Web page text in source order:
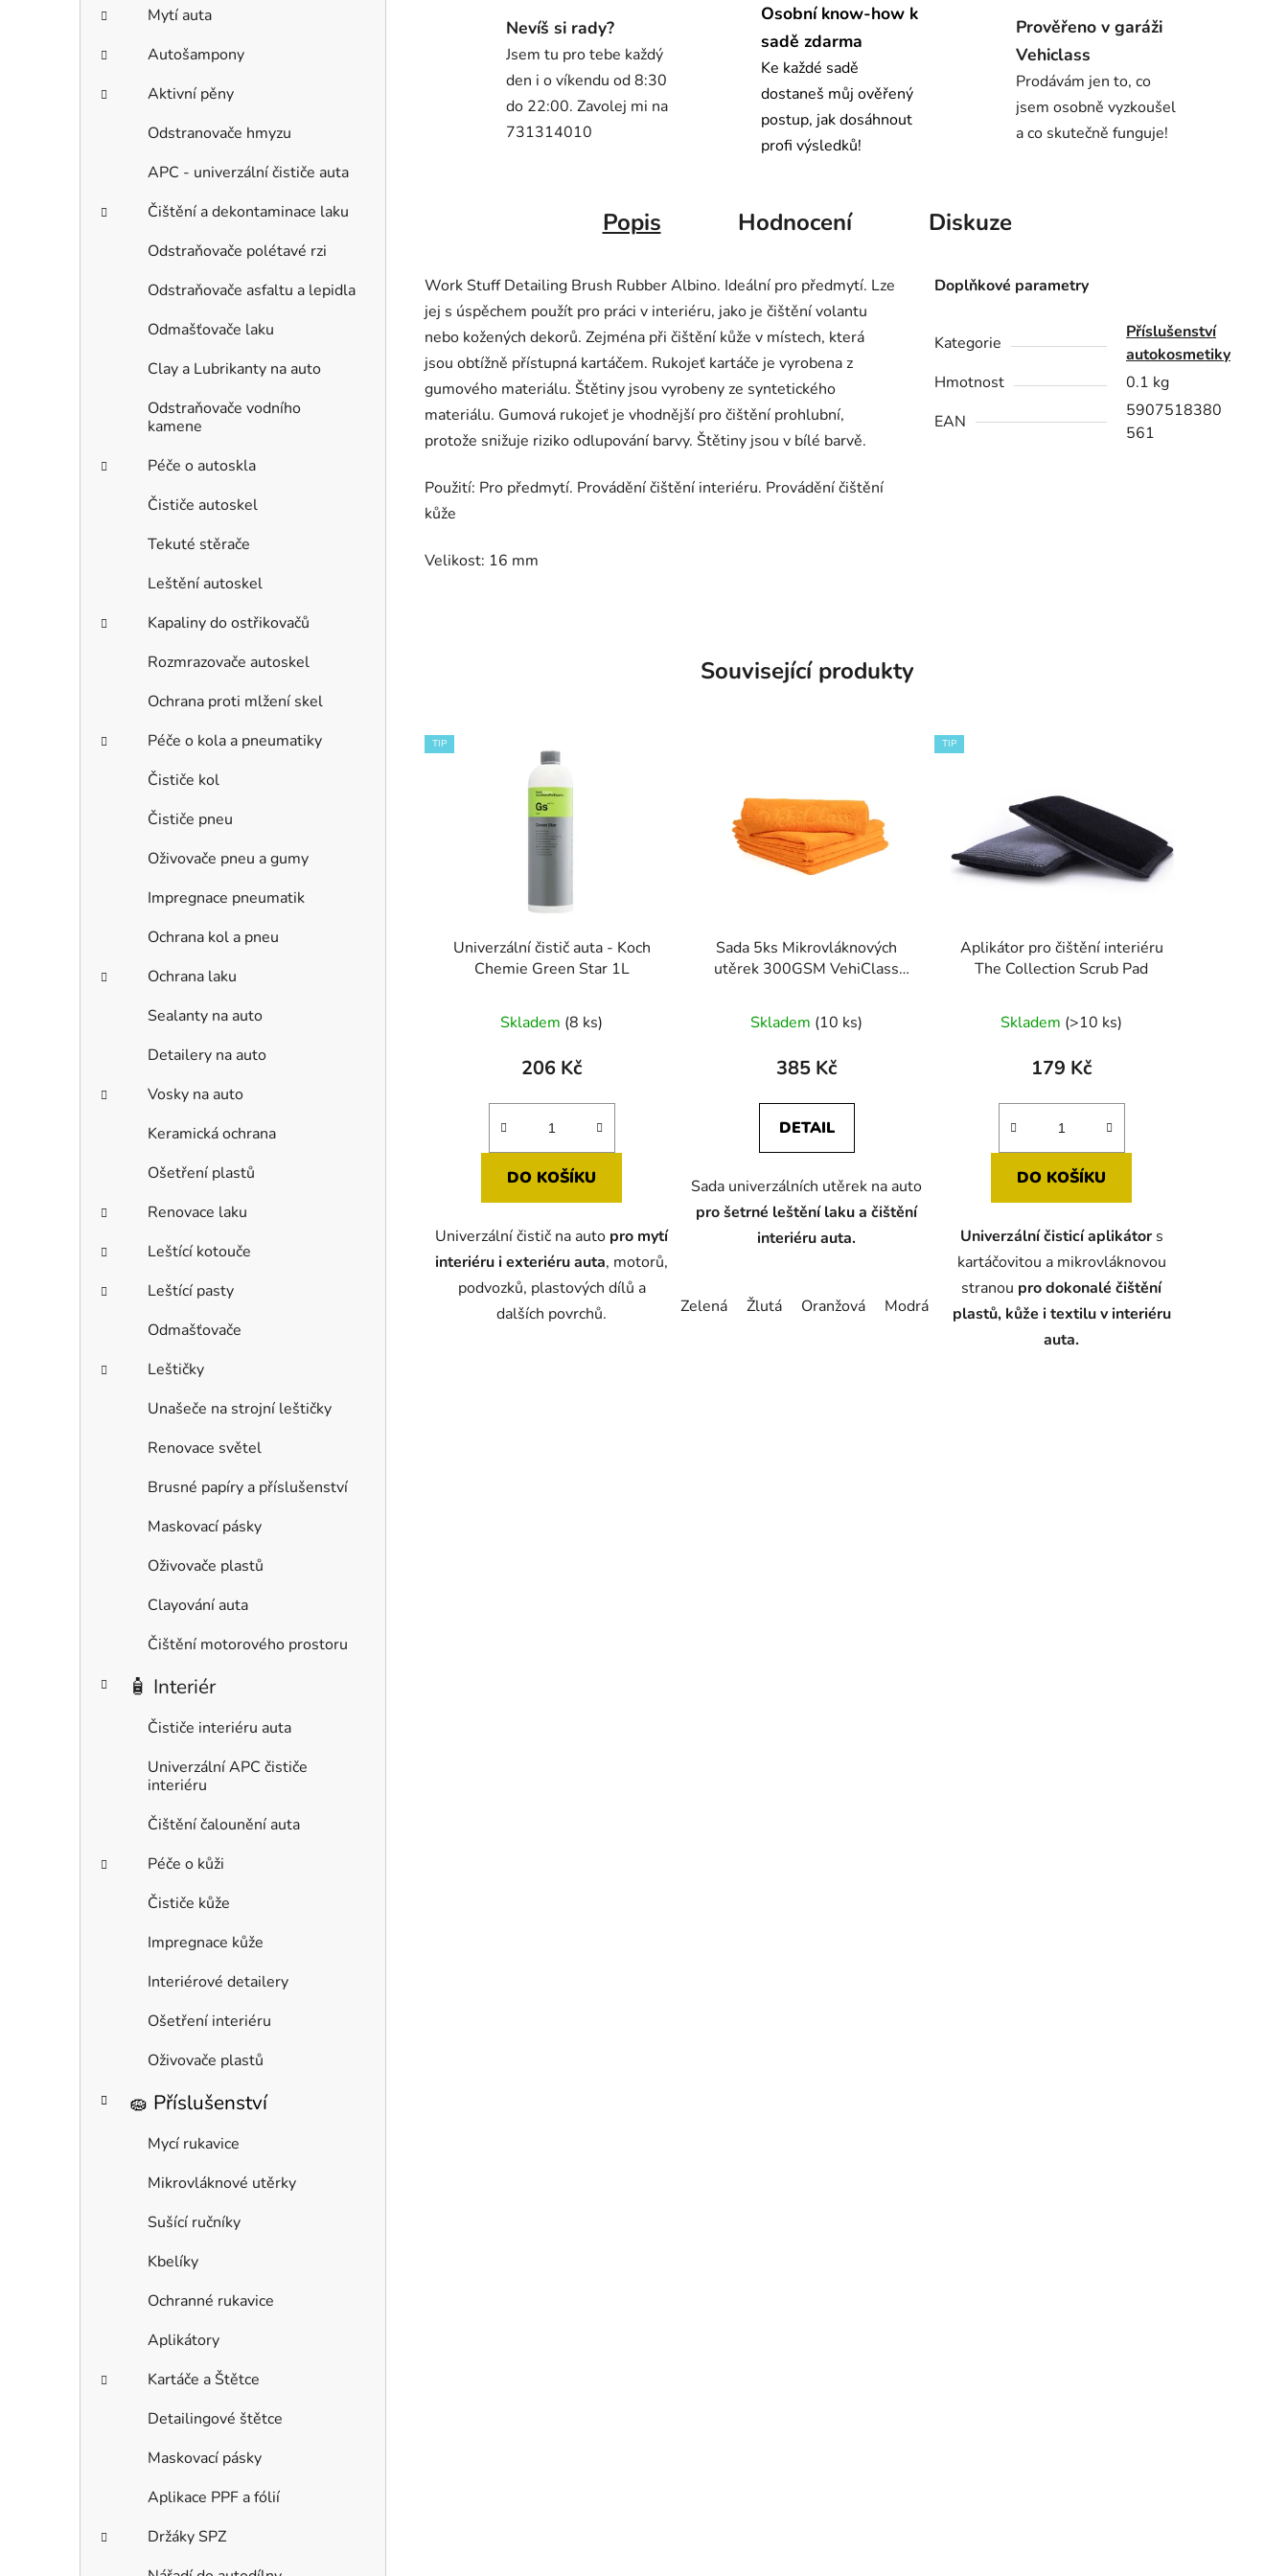
Mytí auta
Autošampony
Aktivní pěny
Odstranovače hmyzu
APC - univerzální čističe auta
Čištění a dekontaminace laku
Odstraňovače polétavé rzi
Odstraňovače asfaltu a lepidla
Odmašťovače laku
Clay a Lubrikanty na auto
Odstraňovače vodního
kamene
Péče o autoskla
Čističe autoskel
Tekuté stěrače
Leštění autoskel
Kapaliny do ostřikovačů
Rozmrazovače autoskel
Ochrana proti mlžení skel
Péče o kola a pneumatiky
Čističe kol
Čističe pneu
Oživovače pneu a gumy
Impregnace pneumatik
Ochrana kol a pneu
Ochrana laku
Sealanty na auto
Detailery na auto
Vosky na auto
Keramická ochrana
Ošetření plastů
Renovace laku
Leštící kotouče
Leštící pasty
Odmašťovače
Leštičky
Unašeče na strojní leštičky
Renovace světel
Brusné papíry a příslušenství
Maskovací pásky
Oživovače plastů
Clayování auta
Čištění motorového prostoru
🧴 Interiér
Čističe interiéru auta
Univerzální APC čističe
interiéru
Čištění čalounění auta
Péče o kůži
Čističe kůže
Impregnace kůže
Interiérové detailery
Ošetření interiéru
Oživovače plastů
🧽 Příslušenství
Mycí rukavice
Mikrovláknové utěrky
Sušící ručníky
Kbelíky
Ochranné rukavice
Aplikátory
Kartáče a Štětce
Detailingové štětce
Maskovací pásky
Aplikace PPF a fólií
Držáky SPZ
Nevíš si rady?
Jsem tu pro tebe každý
den i o víkendu od 8:30
do 22:00. Zavolej mi na
731314010
Osobní know-how k
sadě zdarma
Ke každé sadě
dostaneš můj ověřený
postup, jak dosáhnout
profi výsledků!
Prověřeno v garáži
Vehiclass
Prodávám jen to, co
jsem osobně vyzkoušel
a co skutečně funguje!
Popis Hodnocení Diskuze
Work Stuff Detailing Brush Rubber Albino. Ideální pro předmytí. Lze
jej s úspěchem použít pro práci v interiéru, jako je čištění volantu
nebo kožených dekorů. Zejména při čištění kůže v místech, která
jsou obtížně přístupná kartáčem. Rukojeť kartáče je vyrobena z
gumového materiálu. Štětiny jsou vyrobeny ze syntetického
materiálu. Gumová rukojeť je vhodnější pro čištění prohlubní,
protože snižuje riziko odlupování barvy. Štětiny jsou v bílé barvě.
Použití: Pro předmytí. Provádění čištění interiéru. Provádění čištění
kůže
Velikost: 16 mm
Doplňkové parametry
Kategorie
Příslušenství
autokosmetiky
Hmotnost
0.1 kg
EAN
5907518380
561
Související produkty
TIP
Univerzální čistič auta - Koch
Chemie Green Star 1L
Skladem (8 ks)
206 Kč
DO KOŠÍKU
Univerzální čistič na auto pro mytí
interiéru i exteriéru auta, motorů,
podvozků, plastových dílů a
dalších povrchů.
Sada 5ks Mikrovláknových
utěrek 300GSM VehiClass
hodnocení
produktu
5,0
z
hvězdiček.
Skladem (10 ks)
385 Kč
DETAIL
Sada univerzálních utěrek na auto
pro šetrné leštění laku a čištění
interiéru auta.
Zelená Žlutá Oranžová Modrá Šedá
TIP
Aplikátor pro čištění interiéru
The Collection Scrub Pad
hodnocení
produktu
5,0
z
hvězdiček.
Skladem (>10 ks)
179 Kč
DO KOŠÍKU
Univerzální čisticí aplikátors
kartáčovitou a mikrovláknovou
stranou pro dokonalé čištění
plastů, kůže i textilu v interiéru
auta.